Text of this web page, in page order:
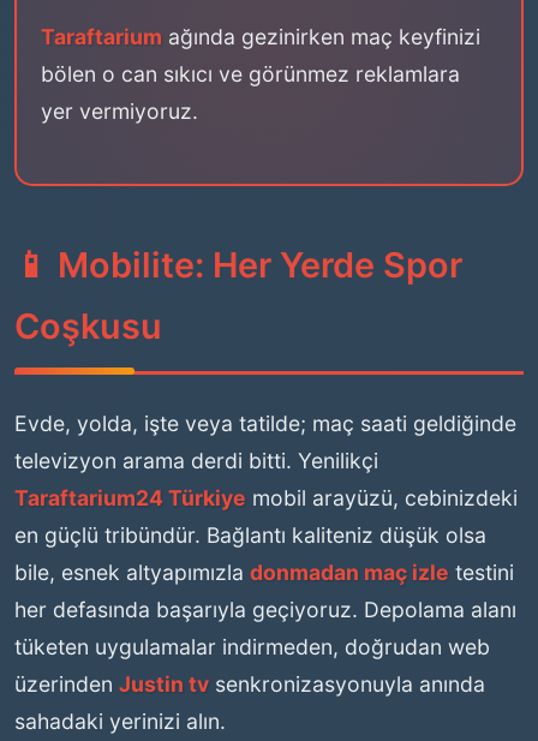
Taraftarium ağında gezinirken maç keyfinizi
bölen o can sıkıcı ve görünmez reklamlara
yer vermiyoruz.
📱 Mobilite: Her Yerde Spor
Coşkusu
Evde, yolda, işte veya tatilde; maç saati geldiğinde
televizyon arama derdi bitti. Yenilikçi
Taraftarium24 Türkiye mobil arayüzü, cebinizdeki
en güçlü tribündür. Bağlantı kaliteniz düşük olsa
bile, esnek altyapımızla donmadan maç izle testini
her defasında başarıyla geçiyoruz. Depolama alanı
tüketen uygulamalar indirmeden, doğrudan web
üzerinden Justin tv senkronizasyonuyla anında
sahadaki yerinizi alın.